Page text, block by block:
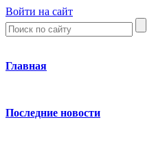
Войти на сайт
Главная
Последние новости